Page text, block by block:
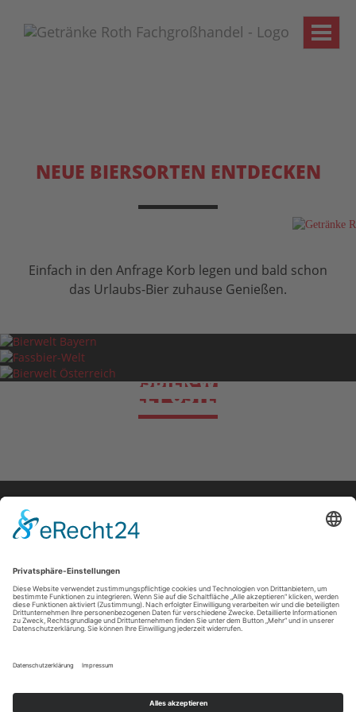
Toggle
NEUE BIERSORTEN ENTDECKEN
Einfach in den Anfrage Korb legen und bald schon
das Urlaubs-Bier zuhause Genießen.
BIERWELT BAYERN
FASSBIER-WELT
BIERWELT ÖSTERREICH
Asdorfer Str. 55
57258 Freudenberg
Tel.
02734 / 7037